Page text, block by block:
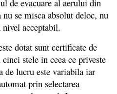
de evacuare al aerului din
se misca absolut deloc, nu
acceptabil.
dotat sunt certificate de
stele in ceea ce priveste
de lucru este variabila iar
prin selectarea